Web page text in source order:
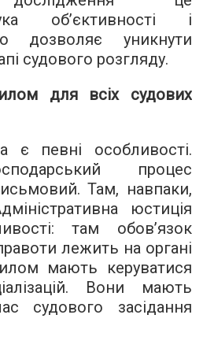
об’єктивності і
дозволяє уникнути
судового розгляду.
для всіх судових
є певні особливості.
процес
Там, навпаки,
юстиція
там обов’язок
лежить на органі
мають керуватися
Вони мають
судового засідання